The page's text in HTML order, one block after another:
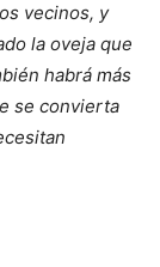
vecinos, y
la oveja que
habrá más
se convierta